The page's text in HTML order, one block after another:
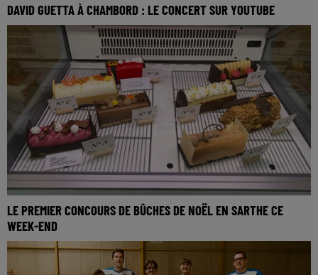
DAVID GUETTA À CHAMBORD : LE CONCERT SUR YOUTUBE
LE PREMIER CONCOURS DE BÛCHES DE NOËL EN SARTHE CE
WEEK-END